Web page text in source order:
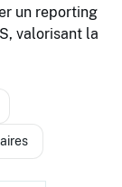
un reporting
valorisant la